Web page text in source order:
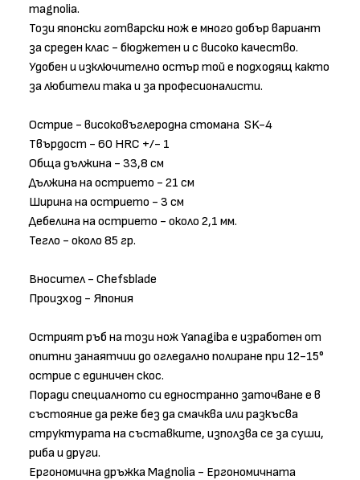
magnolia.
Този японски готварски нож е много добър вариант
за среден клас - бюджетен и с високо качество.
Удобен и изключително остър той е подходящ както
за любители така и за професионалисти.
Острие - високовъглеродна стомана SK-4
Твърдост - 60 HRC +/- 1
Обща дължина - 33,8 см
Дължина на острието - 21 см
Ширина на острието - 3 см
Дебелина на острието - около 2,1 мм.
Тегло - около 85 гр.
Вносител - Chefsblade
Произход - Япония
Острият ръб на този нож Yanagiba е изработен от
опитни занаятчии до огледално полиране при 12-15°
острие с единичен скос.
Поради специалното си едностранно заточване е в
състояние да реже без да смачква или разкъсва
структурата на съставките, използва се за суши,
риба и други.
Ергономична дръжка Magnolia - Ергономичната